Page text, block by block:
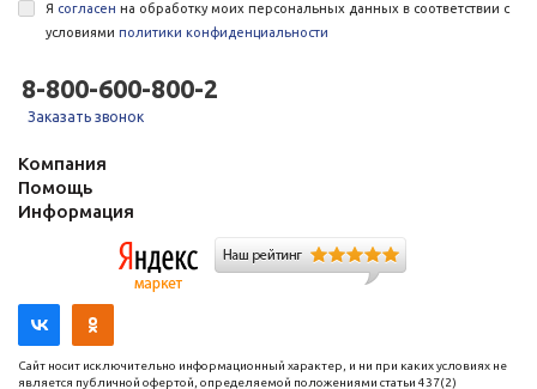
Я согласен на обработку моих персональных данных в соответствии с
условиями политики конфиденциальности
8-800-600-800-2
Заказать звонок
Компания
Помощь
Информация
Сайт носит исключительно информационный характер, и ни при каких условиях не
является публичной офертой, определяемой положениями статьи 437(2)